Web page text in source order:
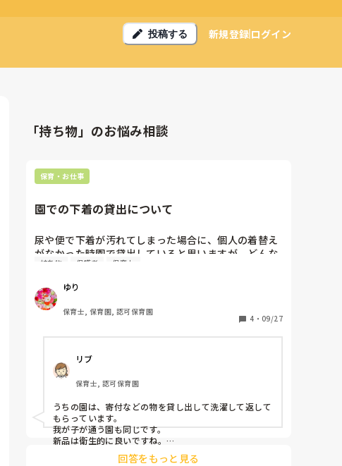
投稿する 新規登録ログイン
「持ち物」のお悩み相談
保育・お仕事
園での下着の貸出について
尿や便で下着が汚れてしまった場合に、個人の着替え
がなかった時園で貸出していると思いますが、どんな
ものを使用してどういうふうに返してもらっています
例えば新しいものを使用して新しい物を物々交換の様
に返してもらう、寄付されたものを貸し出して洗濯し
て来てもらい返してもらうなど。どの様にされている
か教えて下さい。
持ち物 保護者 保育士
ゆり
保育士, 保育園, 認可保育園
4 ・ 09/27
リブ
保育士, 認可保育園
うちの園は、寄付などの物を貸し出して洗濯して返して
もらっています。
我が子が通う園も同じです。
新品は衛生的に良いですね。
私は寄付の下着でも気になりませんが。
回答をもっと見る